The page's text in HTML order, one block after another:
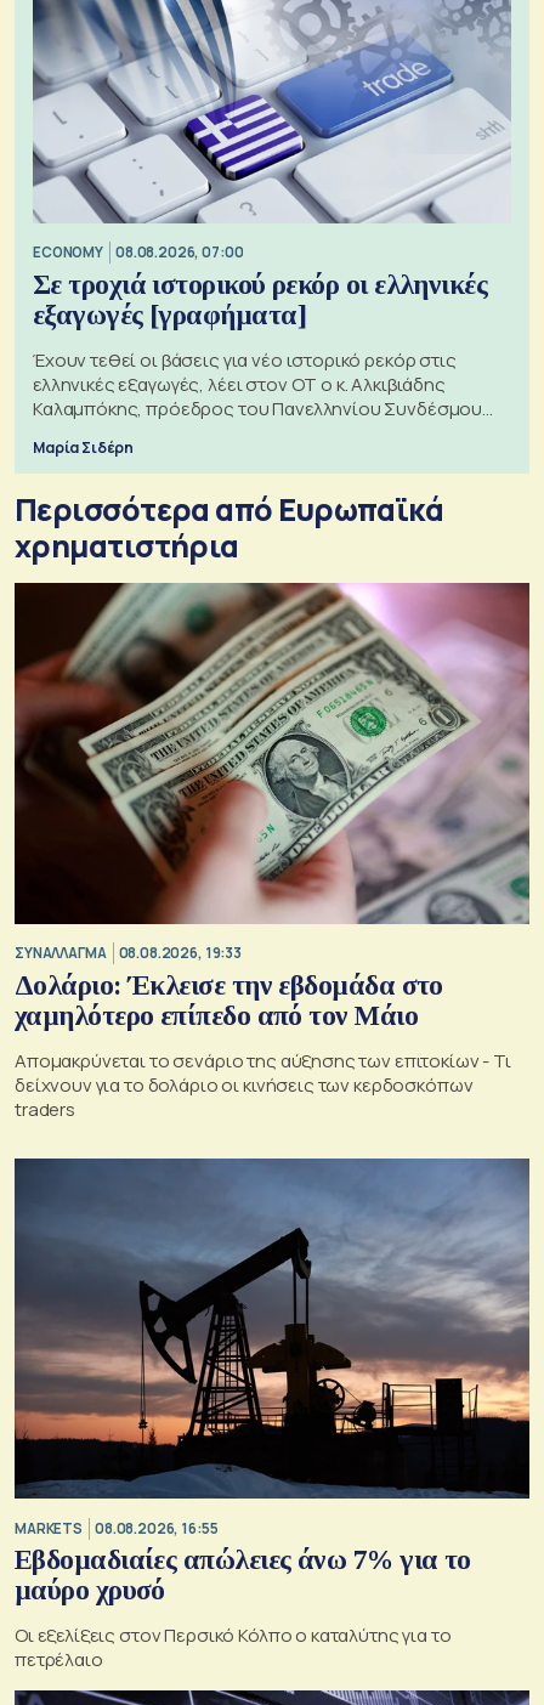
ECONOMY 08.08.2026, 07:00
Σε τροχιά ιστορικού ρεκόρ οι ελληνικές
εξαγωγές [γραφήματα]
Έχουν τεθεί οι βάσεις για νέο ιστορικό ρεκόρ στις
ελληνικές εξαγωγές, λέει στον ΟΤ ο κ. Αλκιβιάδης
Καλαμπόκης, πρόεδρος του Πανελληνίου Συνδέσμου
Μαρία Σιδέρη
Περισσότερα από Ευρωπαϊκά
χρηματιστήρια
ΣΥΝΑΛΛΑΓΜΑ 08.08.2026, 19:33
Δολάριο: Έκλεισε την εβδομάδα στο
χαμηλότερο επίπεδο από τον Μάιο
Απομακρύνεται το σενάριο της αύξησης των επιτοκίων - Τι
δείχνουν για το δολάριο οι κινήσεις των κερδοσκόπων
traders
MARKETS 08.08.2026, 16:55
Εβδομαδιαίες απώλειες άνω 7% για το
μαύρο χρυσό
Οι εξελίξεις στον Περσικό Κόλπο ο καταλύτης για το
πετρέλαιο